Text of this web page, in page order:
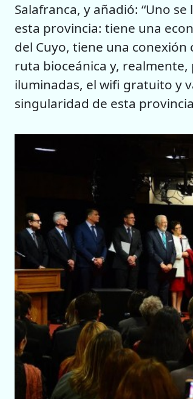
Salafranca, y añadió: “Uno
esta provincia: tiene una
del Cuyo, tiene una conexión
ruta bioceánica y,
iluminadas, el wifi gratuito y
singularidad de esta